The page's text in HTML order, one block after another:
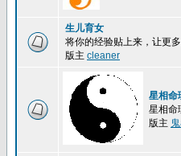
生儿育女
将你的经验贴上来，让更
版主 cleaner
星相命
星相命
版主